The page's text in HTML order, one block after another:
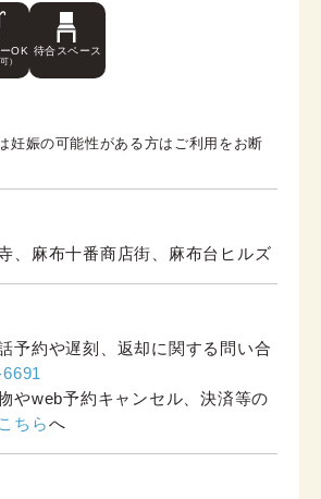
OK
）
待合スペース
妊娠の可能性がある方はご利用をお断
、麻布十番商店街、麻布台ヒルズ
予約や遅刻、返却に関する問い合
やweb予約キャンセル、決済等の
こちらへ